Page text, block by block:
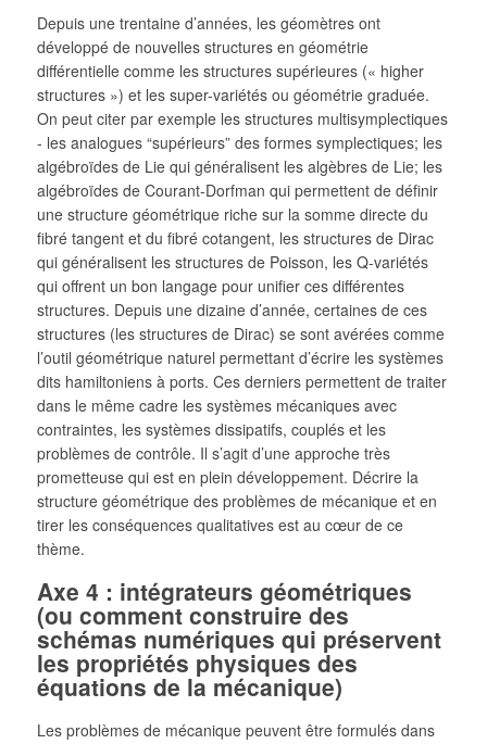
Depuis une trentaine d’années, les géomètres ont
développé de nouvelles structures en géométrie
différentielle comme les structures supérieures (« higher
structures ») et les super-variétés ou géométrie graduée.
On peut citer par exemple les structures multisymplectiques
- les analogues “supérieurs” des formes symplectiques; les
algébroïdes de Lie qui généralisent les algèbres de Lie; les
algébroïdes de Courant-Dorfman qui permettent de définir
une structure géométrique riche sur la somme directe du
fibré tangent et du fibré cotangent, les structures de Dirac
qui généralisent les structures de Poisson, les Q-variétés
qui offrent un bon langage pour unifier ces différentes
structures. Depuis une dizaine d’année, certaines de ces
structures (les structures de Dirac) se sont avérées comme
l’outil géométrique naturel permettant d’écrire les systèmes
dits hamiltoniens à ports. Ces derniers permettent de traiter
dans le même cadre les systèmes mécaniques avec
contraintes, les systèmes dissipatifs, couplés et les
problèmes de contrôle. Il s’agit d’une approche très
prometteuse qui est en plein développement. Décrire la
structure géométrique des problèmes de mécanique et en
tirer les conséquences qualitatives est au cœur de ce
thème.
Axe 4 : intégrateurs géométriques
(ou comment construire des
schémas numériques qui préservent
les propriétés physiques des
équations de la mécanique)
Les problèmes de mécanique peuvent être formulés dans